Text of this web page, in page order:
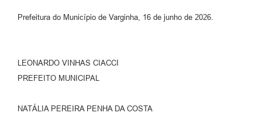
Prefeitura do Município de Varginha, 16 de junho de 2026.
LEONARDO VINHAS CIACCI
PREFEITO MUNICIPAL
NATÁLIA PEREIRA PENHA DA COSTA